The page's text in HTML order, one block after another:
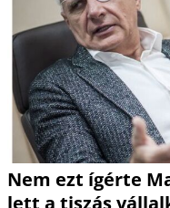
Nem ezt ígérte
lett a tiszás